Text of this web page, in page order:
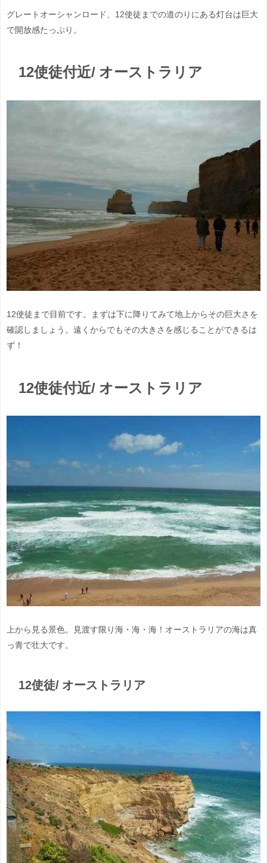
グレートオーシャンロード、12使徒までの道のりにある灯台は巨大
で開放感たっぷり。
12使徒付近/ オーストラリア
12使徒まで目前です。まずは下に降りてみて地上からその巨大さを
確認しましょう。遠くからでもその大きさを感じることができるは
ず！
12使徒付近/ オーストラリア
上から見る景色。見渡す限り海・海・海！オーストラリアの海は真
っ青で壮大です。
12使徒/ オーストラリア